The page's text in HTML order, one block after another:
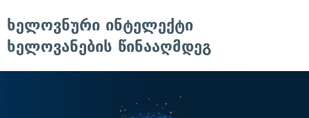
ხელოვნური ინტელექტი
ხელოვანების წინააღმდეგ